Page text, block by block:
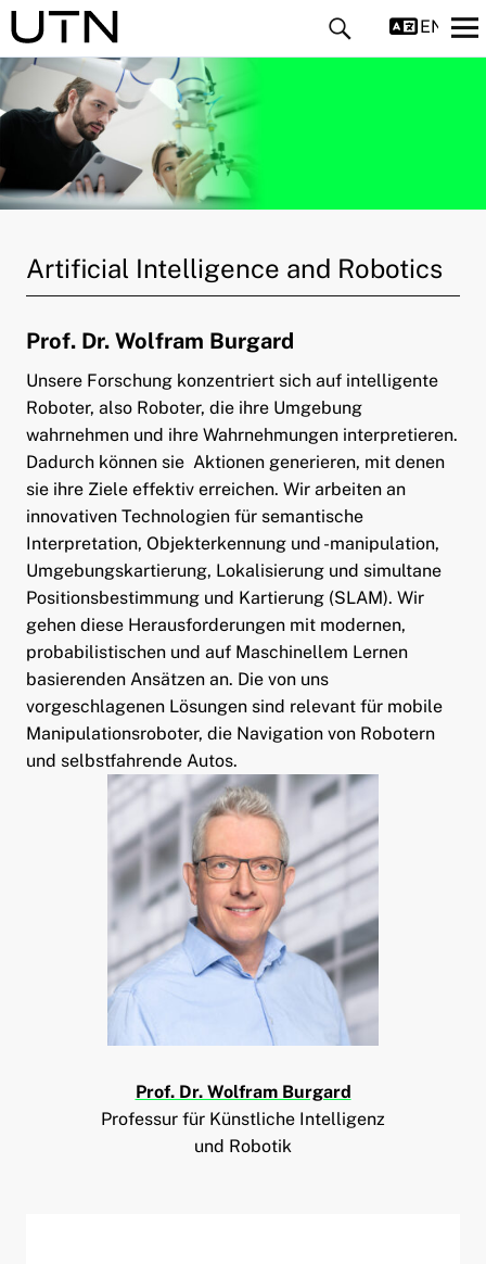
Menü aufklappen
Menü aufklappen
Menü aufklappen
Menü aufklappen
Menü aufklappen
Menü aufklappen
Menü aufklappen
Artificial Intelligence and Robotics
Prof. Dr. Wolfram Burgard
Unsere Forschung konzentriert sich auf intelligente
Roboter, also Roboter, die ihre Umgebung
wahrnehmen und ihre Wahrnehmungen interpretieren.
Dadurch können sie Aktionen generieren, mit denen
sie ihre Ziele effektiv erreichen. Wir arbeiten an
innovativen Technologien für semantische
Interpretation, Objekterkennung und -manipulation,
Umgebungskartierung, Lokalisierung und simultane
Positionsbestimmung und Kartierung (SLAM). Wir
gehen diese Herausforderungen mit modernen,
probabilistischen und auf Maschinellem Lernen
basierenden Ansätzen an. Die von uns
vorgeschlagenen Lösungen sind relevant für mobile
Manipulationsroboter, die Navigation von Robotern
und selbstfahrende Autos.
Prof. Dr. Wolfram Burgard
Professur für Künstliche Intelligenz
und Robotik